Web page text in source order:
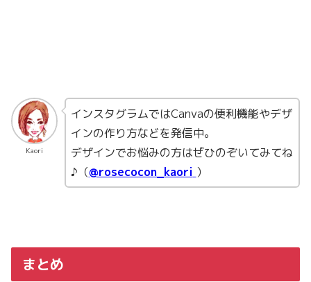
Kaori
インスタグラムではCanvaの便利機能やデザ
インの作り方などを発信中。
デザインでお悩みの方はぜひのぞいてみてね
♪（@rosecocon_kaori ）
まとめ